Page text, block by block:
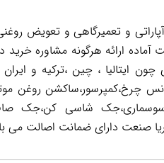
و تعمیرگاهی و تعویض
ارائه هرگونه مشاوره خرید
ایتالیا ، چین ،ترکیه و
چرخ،کمپرسور،ساکشن روغن
صنعت دارای ضمانت اصالت می